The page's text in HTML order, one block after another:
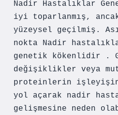
Nadir Hastalıklar
iyi toparlanmış,
yüzeysel geçilmiş.
nokta Nadir
genetik kökenlidir .
değişiklikler veya
proteinlerin
yol açarak nadir
gelişmesine neden